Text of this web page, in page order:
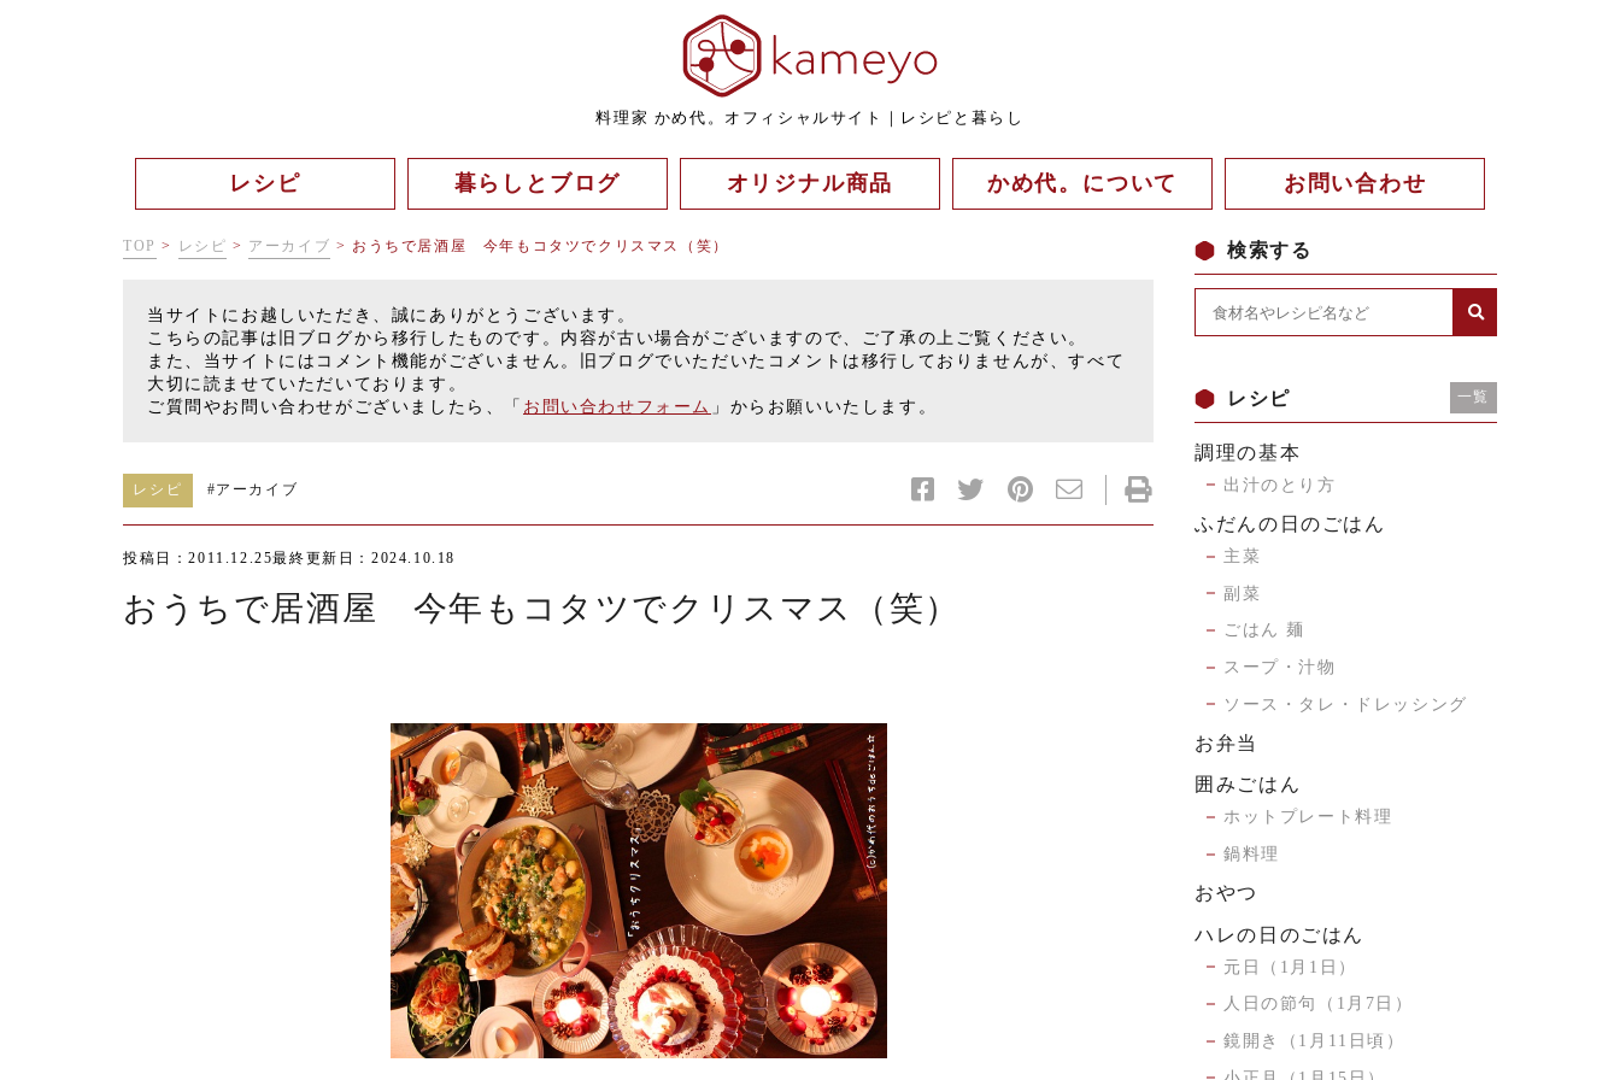
料理家 かめ代。オフィシャルサイト｜レシピと暮らし
レシピ 暮らしとブログ オリジナル商品 かめ代。について お問い合わせ
TOP > レシピ > アーカイブ > おうちで居酒屋 今年もコタツでクリスマス（笑）
当サイトにお越しいただき、誠にありがとうございます。
こちらの記事は旧ブログから移行したものです。内容が古い場合がございますので、ご了承の上ご覧ください。
また、当サイトにはコメント機能がございません。旧ブログでいただいたコメントは移行しておりませんが、すべて
大切に読ませていただいております。
ご質問やお問い合わせがございましたら、「 お問い合わせフォーム 」からお願いいたします。
レシピ #アーカイブ
投稿日：2011.12.25最終更新日：2024.10.18
おうちで居酒屋 今年もコタツでクリスマス（笑）
検索する
レシピ 一覧
調理の基本
出汁のとり方
ふだんの日のごはん
主菜
副菜
ごはん 麺
スープ・汁物
ソース・タレ・ドレッシング
お弁当
囲みごはん
ホットプレート料理
鍋料理
おやつ
ハレの日のごはん
元日（1月1日）
人日の節句（1月7日）
鏡開き（1月11日頃）